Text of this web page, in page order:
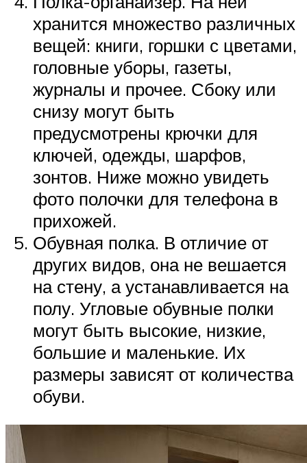
хранится множество различных
вещей: книги, горшки с цветами,
головные уборы, газеты,
журналы и прочее. Сбоку или
снизу могут быть
предусмотрены крючки для
ключей, одежды, шарфов,
зонтов. Ниже можно увидеть
фото полочки для телефона в
прихожей.
Обувная полка. В отличие от
других видов, она не вешается
на стену, а устанавливается на
полу. Угловые обувные полки
могут быть высокие, низкие,
большие и маленькие. Их
размеры зависят от количества
обуви.